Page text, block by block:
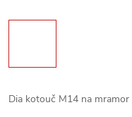
Dia kotouč M14 na mramor